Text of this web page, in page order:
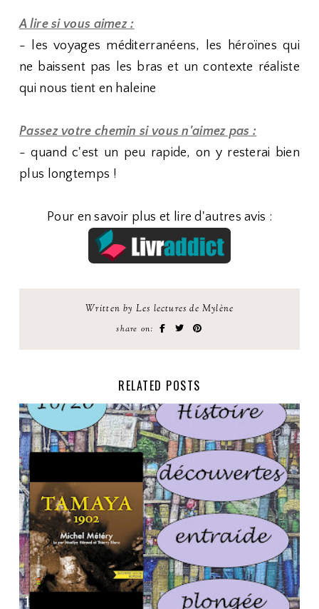
A lire si vous aimez :
- les voyages méditerranéens, les héroïnes qui
ne baissent pas les bras et un contexte réaliste
qui nous tient en haleine
Passez votre chemin si vous n'aimez pas :
- quand c'est un peu rapide, on y resterai bien
plus longtemps !
Pour en savoir plus et lire d'autres avis :
Written by Les lectures de Mylène
share on:
RELATED POSTS